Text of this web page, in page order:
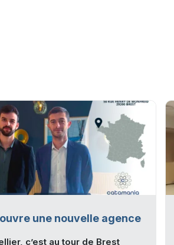
une nouvelle agence
c’est au tour de Brest